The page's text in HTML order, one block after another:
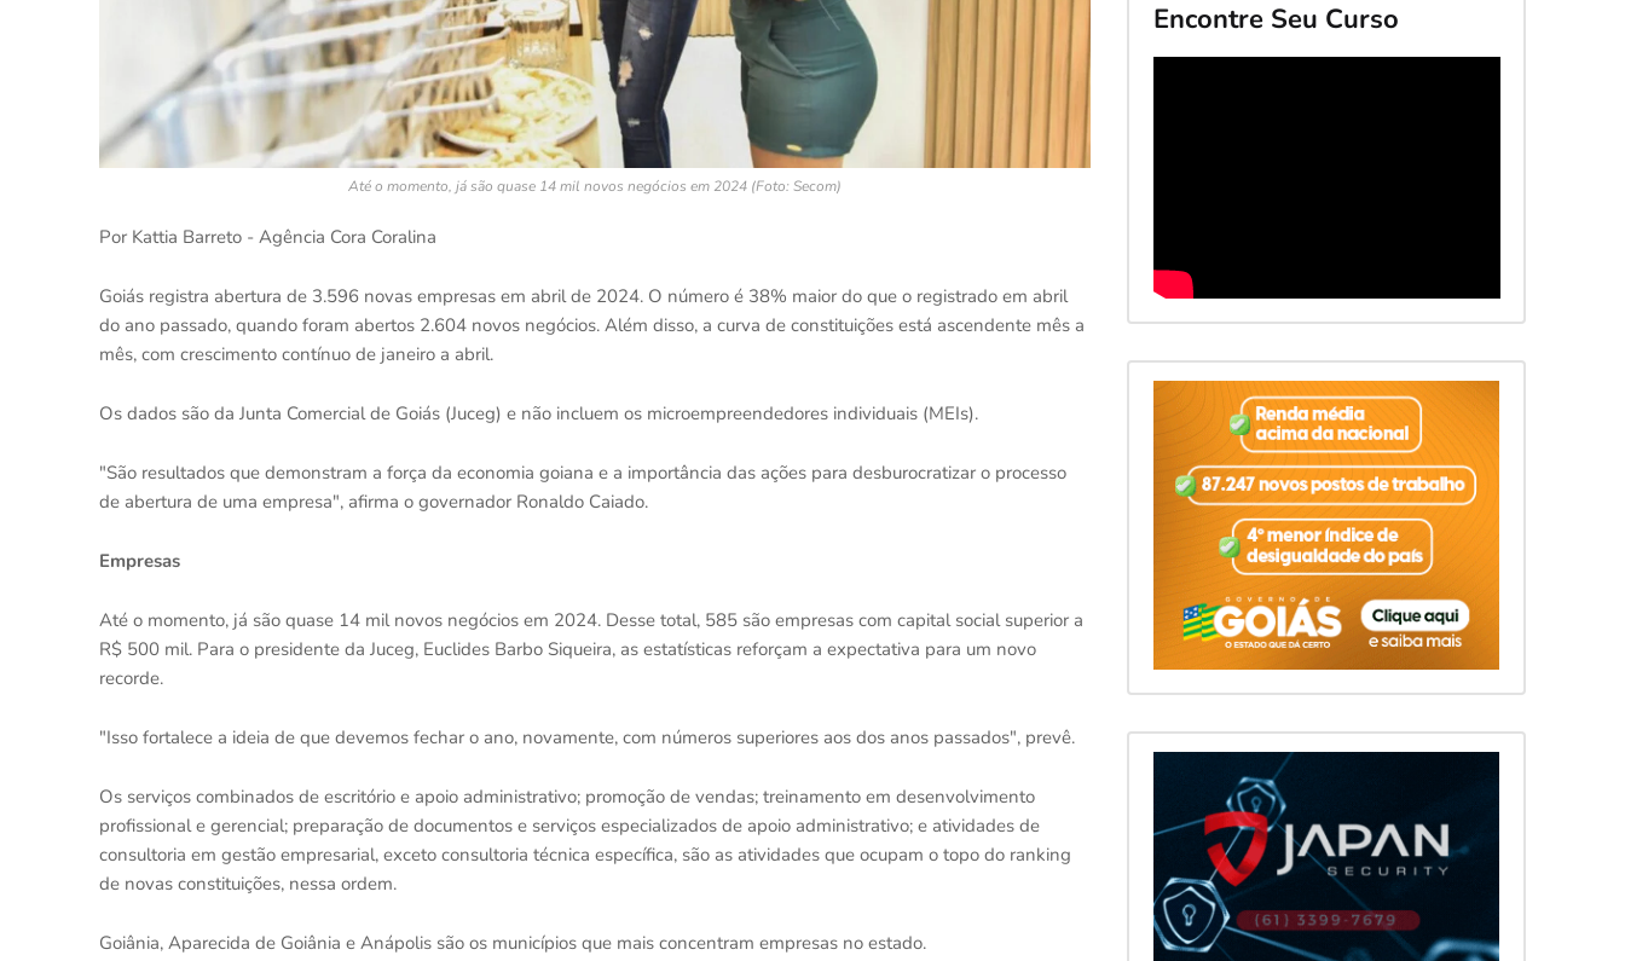
Até o momento, já são quase 14 mil novos negócios em 2024 (Foto: Secom)
Por Kattia Barreto - Agência Cora Coralina
Goiás registra abertura de 3.596 novas empresas em abril de 2024. O número é 38% maior do que o registrado em abril
do ano passado, quando foram abertos 2.604 novos negócios. Além disso, a curva de constituições está ascendente mês a
mês, com crescimento contínuo de janeiro a abril.
Os dados são da Junta Comercial de Goiás (Juceg) e não incluem os microempreendedores individuais (MEIs).
"São resultados que demonstram a força da economia goiana e a importância das ações para desburocratizar o processo
de abertura de uma empresa", afirma o governador Ronaldo Caiado.
Empresas
Até o momento, já são quase 14 mil novos negócios em 2024. Desse total, 585 são empresas com capital social superior a
R$ 500 mil. Para o presidente da Juceg, Euclides Barbo Siqueira, as estatísticas reforçam a expectativa para um novo
recorde.
"Isso fortalece a ideia de que devemos fechar o ano, novamente, com números superiores aos dos anos passados", prevê.
Os serviços combinados de escritório e apoio administrativo; promoção de vendas; treinamento em desenvolvimento
profissional e gerencial; preparação de documentos e serviços especializados de apoio administrativo; e atividades de
consultoria em gestão empresarial, exceto consultoria técnica específica, são as atividades que ocupam o topo do ranking
de novas constituições, nessa ordem.
Goiânia, Aparecida de Goiânia e Anápolis são os municípios que mais concentram empresas no estado.
Encontre Seu Curso